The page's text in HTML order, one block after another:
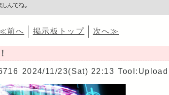
前へ 掲示板トップ 次へ≫
2024/11/23(Sat) 22:13 Tool:Upload